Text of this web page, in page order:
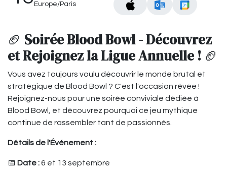
Europe/Paris
🏈 Soirée Blood Bowl - Découvrez
et Rejoignez la Ligue Annuelle ! 🏈
Vous avez toujours voulu découvrir le monde brutal et
stratégique de Blood Bowl ? C'est l'occasion rêvée !
Rejoignez-nous pour une soirée conviviale dédiée à
Blood Bowl, et découvrez pourquoi ce jeu mythique
continue de rassembler tant de passionnés.
Détails de l'Événement :
📅 Date :6 et 13 septembre